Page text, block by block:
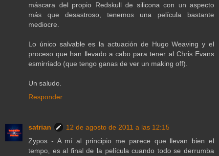
máscara del propio Redskull de silicona con un aspecto
más que desastroso, tenemos una película bastante
mediocre.
Lo único salvable es la actuación de Hugo Weaving y el
proceso que han llevado a cabo para tener al Chris Evans
esmirriado (que tengo ganas de ver un making off).
Un saludo.
Responder
satrian
12 de agosto de 2011 a las 12:15
Zypos - A mí al principio me parece que llevan bien el
tempo, es al final de la película cuando todo se derrumba